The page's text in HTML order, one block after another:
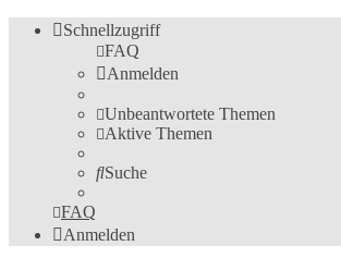
Schnellzugriff
FAQ
Anmelden
Unbeantwortete Themen
Aktive Themen
Suche
FAQ
Anmelden